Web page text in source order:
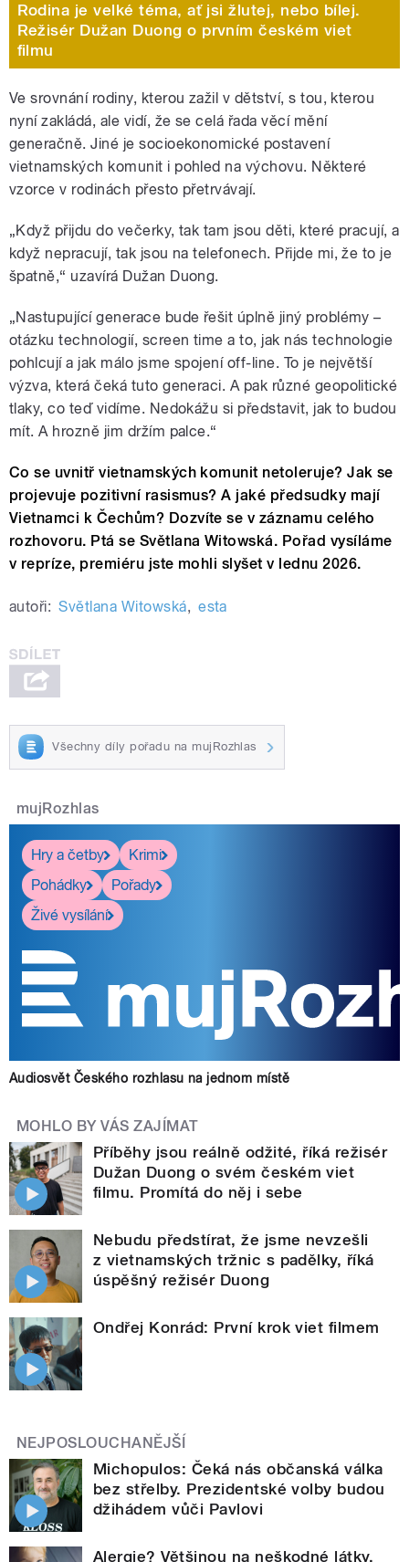
Rodina je velké téma, ať jsi žlutej, nebo bílej.
Režisér Dužan Duong o prvním českém viet
filmu
Ve srovnání rodiny, kterou zažil v dětství, s tou, kterou
nyní zakládá, ale vidí, že se celá řada věcí mění
generačně. Jiné je socioekonomické postavení
vietnamských komunit i pohled na výchovu. Některé
vzorce v rodinách přesto přetrvávají.
„Když přijdu do večerky, tak tam jsou děti, které pracují, a
když nepracují, tak jsou na telefonech. Přijde mi, že to je
špatně,“ uzavírá Dužan Duong.
„Nastupující generace bude řešit úplně jiný problémy –
otázku technologií, screen time a to, jak nás technologie
pohlcují a jak málo jsme spojení off-line. To je největší
výzva, která čeká tuto generaci. A pak různé geopolitické
tlaky, co teď vidíme. Nedokážu si představit, jak to budou
mít. A hrozně jim držím palce.“
Co se uvnitř vietnamských komunit netoleruje? Jak se
projevuje pozitivní rasismus? A jaké předsudky mají
Vietnamci k Čechům? Dozvíte se v záznamu celého
rozhovoru. Ptá se Světlana Witowská. Pořad vysíláme
v repríze, premiéru jste mohli slyšet v lednu 2026.
autoři: Světlana Witowská, esta
Všechny díly pořadu na mujRozhlas
mujRozhlas
Hry a četby
Krimi
Pohádky
Pořady
Živé vysílání
Audiosvět Českého rozhlasu na jednom místě
MOHLO BY VÁS ZAJÍMAT
Příběhy jsou reálně odžité, říká režisér
Dužan Duong o svém českém viet
filmu. Promítá do něj i sebe
Nebudu předstírat, že jsme nevzešli
z vietnamských tržnic s padělky, říká
úspěšný režisér Duong
Ondřej Konrád: První krok viet filmem
NEJPOSLOUCHANĚJŠÍ
Michopulos: Čeká nás občanská válka
bez střelby. Prezidentské volby budou
džihádem vůči Pavlovi
Alergie? Většinou na neškodné látky,